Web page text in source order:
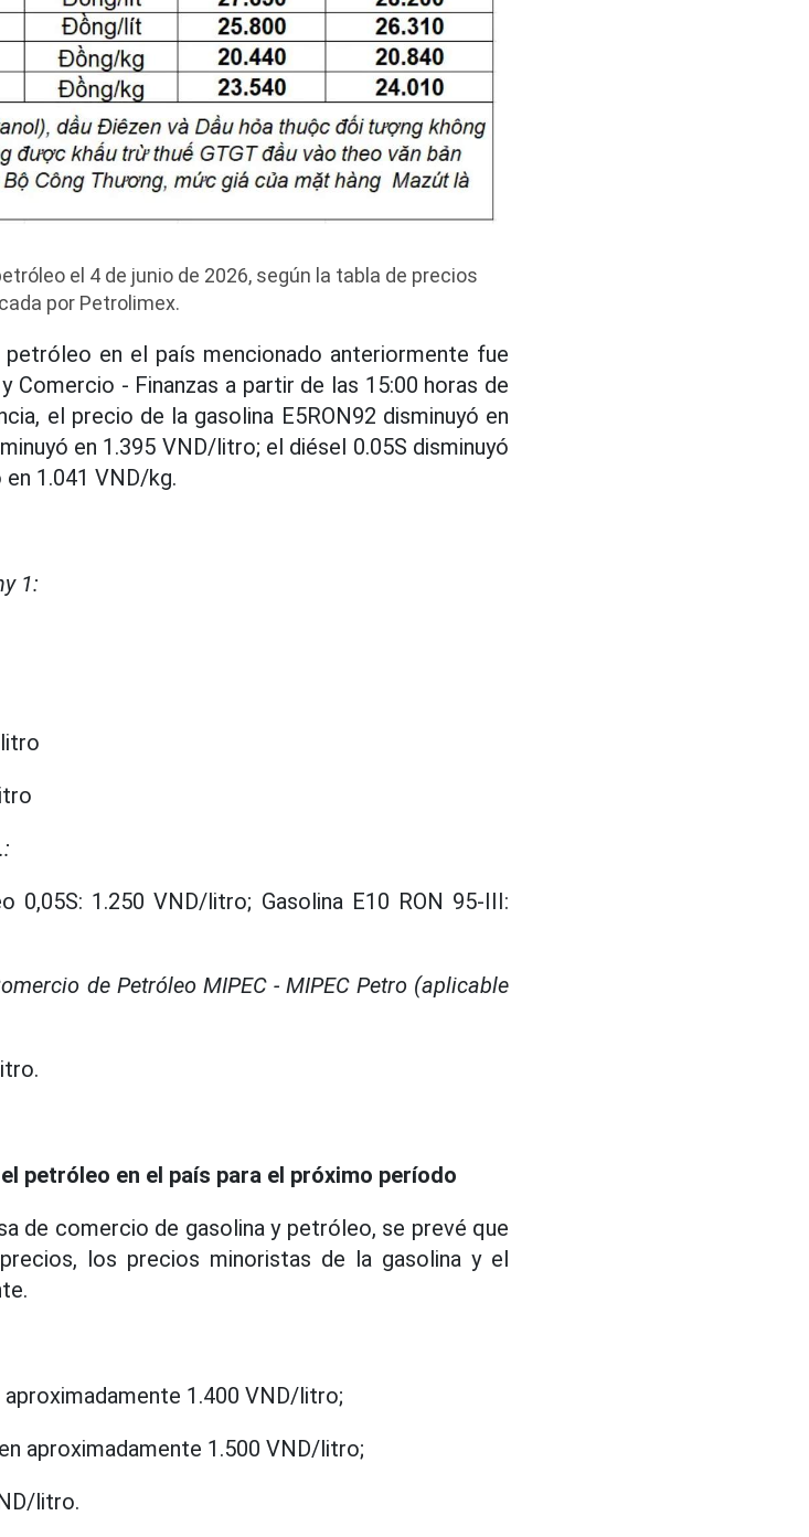
el 4 de junio de 2026, según la tabla de precios
por Petrolimex.
en el país mencionado anteriormente fue
Comercio - Finanzas a partir de las 15:00 horas de
el precio de la gasolina E5RON92 disminuyó en
en 1.395 VND/litro; el diésel 0.05S disminuyó
1.041 VND/kg.
1:
0,05S: 1.250 VND/litro; Gasolina E10 RON 95-III:
de Petróleo MIPEC - MIPEC Petro (aplicable
petróleo en el país para el próximo período
de comercio de gasolina y petróleo, se prevé que
los precios minoristas de la gasolina y el
aproximadamente 1.400 VND/litro;
aproximadamente 1.500 VND/litro;
litro.